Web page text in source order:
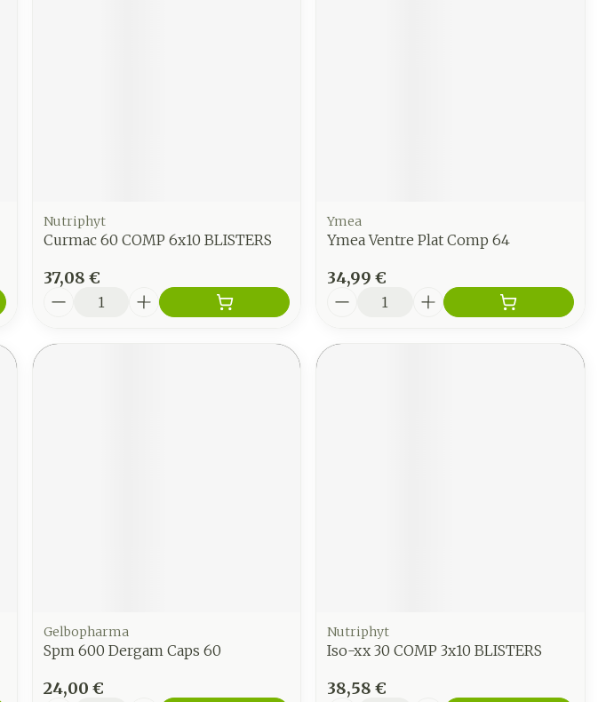
Nutriphyt
Curmac 60 COMP 6x10 BLISTERS
37,08 €
Quantité
Ymea
Ymea Ventre Plat Comp 64
34,99 €
Quantité
Gelbopharma
Spm 600 Dergam Caps 60
24,00 €
Nutriphyt
Iso-xx 30 COMP 3x10 BLISTERS
38,58 €